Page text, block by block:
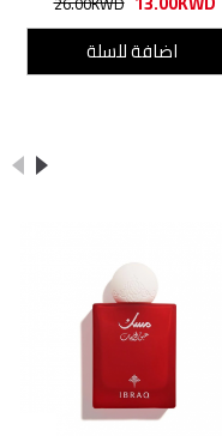
اضافة للسلة